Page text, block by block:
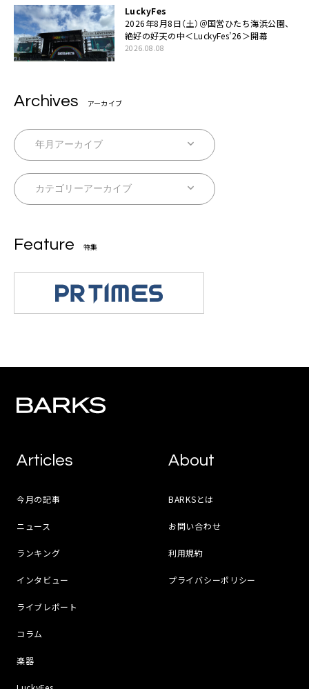
LuckyFes
2026年8月8日（土）＠国営ひたち海浜公園、
絶好の好天の中＜LuckyFes’26＞開幕
2026.08.08
Archives アーカイブ
Feature 特集
Articles
今月の記事
ニュース
ランキング
インタビュー
ライブレポート
コラム
楽器
About
BARKSとは
お問い合わせ
利用規約
プライバシーポリシー